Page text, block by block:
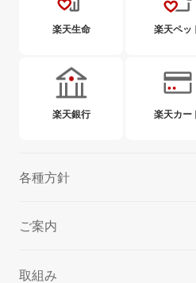
楽天生命 楽天ペッ
楽天銀行 楽天カー
各種方針
ご案内
取組み